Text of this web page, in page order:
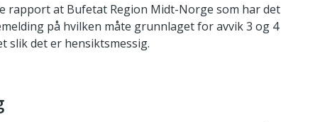
rapport at Bufetat Region Midt-Norge som har det
på hvilken måte grunnlaget for avvik 3 og 4
slik det er hensiktsmessig.